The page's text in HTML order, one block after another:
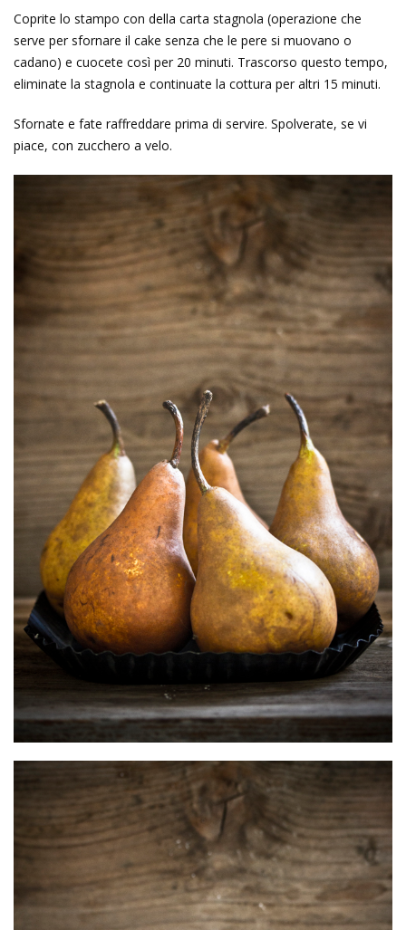
Coprite lo stampo con della carta stagnola (operazione che
serve per sfornare il cake senza che le pere si muovano o
cadano) e cuocete così per 20 minuti. Trascorso questo tempo,
eliminate la stagnola e continuate la cottura per altri 15 minuti.
Sfornate e fate raffreddare prima di servire. Spolverate, se vi
piace, con zucchero a velo.